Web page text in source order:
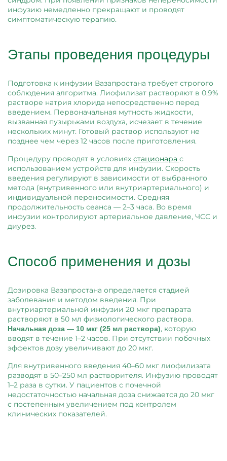
инфузию немедленно прекращают и проводят
симптоматическую терапию.
Этапы проведения процедуры
Подготовка к инфузии Вазапростана требует строгого
соблюдения алгоритма. Лиофилизат растворяют в 0,9%
растворе натрия хлорида непосредственно перед
введением. Первоначальная мутность жидкости,
вызванная пузырьками воздуха, исчезает в течение
нескольких минут. Готовый раствор используют не
позднее чем через 12 часов после приготовления.
Процедуру проводят в условиях стационара с
использованием устройств для инфузии. Скорость
введения регулируют в зависимости от выбранного
метода (внутривенного или внутриартериального) и
индивидуальной переносимости. Средняя
продолжительность сеанса — 2–3 часа. Во время
инфузии контролируют артериальное давление, ЧСС и
диурез.
Способ применения и дозы
Дозировка Вазапростана определяется стадией
заболевания и методом введения. При
внутриартериальной инфузии 20 мкг препарата
растворяют в 50 мл физиологического раствора.
Начальная доза — 10 мкг (25 мл раствора), которую
вводят в течение 1–2 часов. При отсутствии побочных
эффектов дозу увеличивают до 20 мкг.
Для внутривенного введения 40–60 мкг лиофилизата
разводят в 50–250 мл растворителя. Инфузию проводят
1–2 раза в сутки. У пациентов с почечной
недостаточностью начальная доза снижается до 20 мкг
с постепенным увеличением под контролем
клинических показателей.